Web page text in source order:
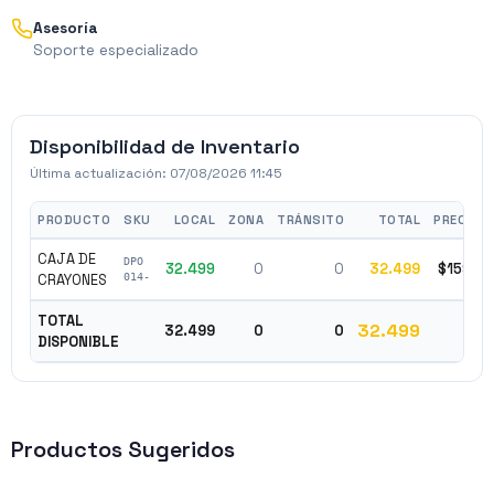
Asesoría
Soporte especializado
Disponibilidad de Inventario
Última actualización: 07/08/2026 11:45
PRODUCTO SKU LOCAL ZONA TRÁNSITO TOTAL PRECIO
CAJA DE
CRAYONES
DPO
014-
32.499 0 0 32.499 $1597
TOTAL
DISPONIBLE
32.499 0 0 32.499
Productos Sugeridos